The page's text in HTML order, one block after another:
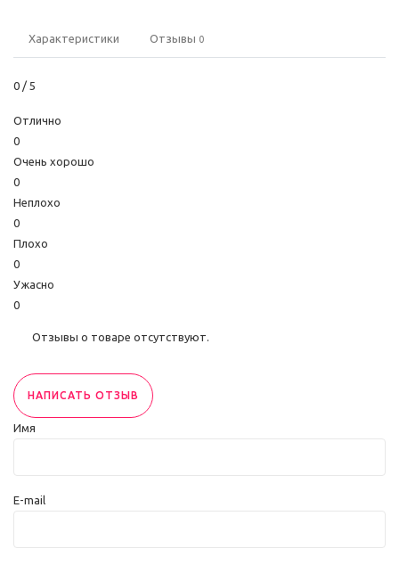
Характеристики Отзывы 0
0 / 5
Отлично
0
Очень хорошо
0
Неплохо
0
Плохо
0
Ужасно
0
Отзывы о товаре отсутствуют.
НАПИСАТЬ ОТЗЫВ
Имя
E-mail